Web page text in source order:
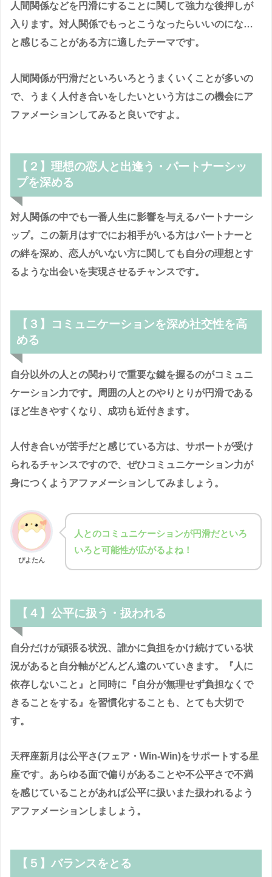
人間関係などを円滑にすることに関して強力な後押しが
入ります。対人関係でもっとこうなったらいいのにな…
と感じることがある方に適したテーマです。
人間関係が円滑だといろいろとうまくいくことが多いの
で、うまく人付き合いをしたいという方はこの機会にア
ファメーションしてみると良いですよ。
【２】理想の恋人と出逢う・パートナーシッ
プを深める
対人関係の中でも一番人生に影響を与えるパートナーシ
ップ。この新月はすでにお相手がいる方はパートナーと
の絆を深め、恋人がいない方に関しても自分の理想とす
るような出会いを実現させるチャンスです。
【３】コミュニケーションを深め社交性を高
める
自分以外の人との関わりで重要な鍵を握るのがコミュニ
ケーション力です。周囲の人とのやりとりが円滑である
ほど生きやすくなり、成功も近付きます。
人付き合いが苦手だと感じている方は、サポートが受け
られるチャンスですので、ぜひコミュニケーション力が
身につくようアファメーションしてみましょう。
ぴよたん
人とのコミュニケーションが円滑だといろ
いろと可能性が広がるよね！
【４】 公平に扱う・扱われる
自分だけが頑張る状況、誰かに負担をかけ続けている状
況があると自分軸がどんどん遠のいていきます。『人に
依存しないこと』と同時に『自分が無理せず負担なくで
きることをする』を習慣化することも、とても大切で
す。
天秤座新月は公平さ(フェア・Win-Win)をサポートする星
座です。あらゆる面で偏りがあることや不公平さで不満
を感じていることがあれば公平に扱いまた扱われるよう
アファメーションしましょう。
【５】 バランスをとる